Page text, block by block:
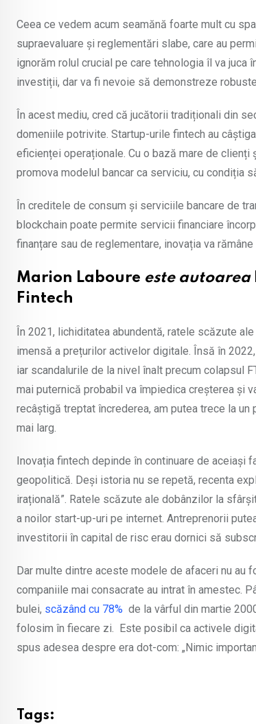
Ceea ce vedem acum seamănă foarte mult cu
supraevaluare și reglementări slabe, care au
ignorăm rolul crucial pe care tehnologia îl va juca
investiții, dar va fi nevoie să demonstreze
În acest mediu, cred că jucătorii tradiționali din
domeniile potrivite. Startup-urile fintech au
eficienței operaționale. Cu o bază mare de
promova modelul bancar ca serviciu, cu condiția
În creditele de consum și serviciile bancare de
blockchain poate permite servicii financiare
finanțare sau de reglementare, inovația va
Marion Laboure este autoarea
Fintech
În 2021, lichiditatea abundentă, ratele scăzute
imensă a prețurilor activelor digitale. Însă în
iar scandalurile de la nivel înalt precum colapsul
mai puternică probabil va împiedica creșterea și
recâștigă treptat încrederea, am putea trece la
mai larg.
Inovația fintech depinde în continuare de aceiași
geopolitică. Deși istoria nu se repetă, recenta
irațională”. Ratele scăzute ale dobânzilor la
a noilor start-up-uri pe internet. Antreprenorii
investitorii în capital de risc erau dornici să
Dar multe dintre aceste modele de afaceri nu au
companiile mai consacrate au intrat în amestec.
bulei, scăzând cu 78% de la vârful din martie
folosim în fiecare zi. Este posibil ca activele
spus adesea despre era dot-com: „Nimic
Tags: